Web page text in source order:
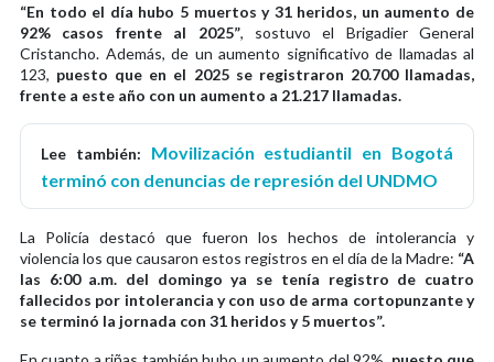
“En todo el día hubo 5 muertos y 31 heridos, un aumento de
92% casos frente al 2025”, sostuvo el Brigadier General
Cristancho. Además, de un aumento significativo de llamadas al
123, puesto que en el 2025 se registraron 20.700 llamadas,
frente a este año con un aumento a 21.217 llamadas.
Lee también: Movilización estudiantil en Bogotá
terminó con denuncias de represión del UNDMO
La Policía destacó que fueron los hechos de intolerancia y
violencia los que causaron estos registros en el día de la Madre: “A
las 6:00 a.m. del domingo ya se tenía registro de cuatro
fallecidos por intolerancia y con uso de arma cortopunzante y
se terminó la jornada con 31 heridos y 5 muertos”.